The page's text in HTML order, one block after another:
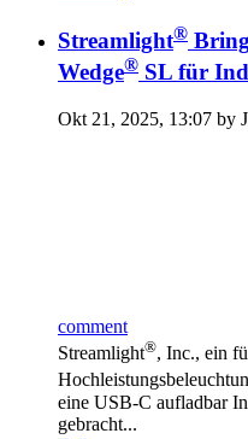
Streamlight®
Wedge® SL für
Okt 21, 2025, 13:07 by
comment
Streamlight®, Inc., ein
eine USB-C aufladbar
gebracht...